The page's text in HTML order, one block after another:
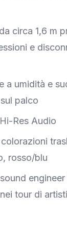
circa 1,6 m
e
a umidità e
palco
Res Audio
rosso/blu
tour di